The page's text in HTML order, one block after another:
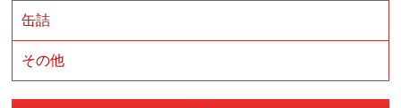
缶詰
その他